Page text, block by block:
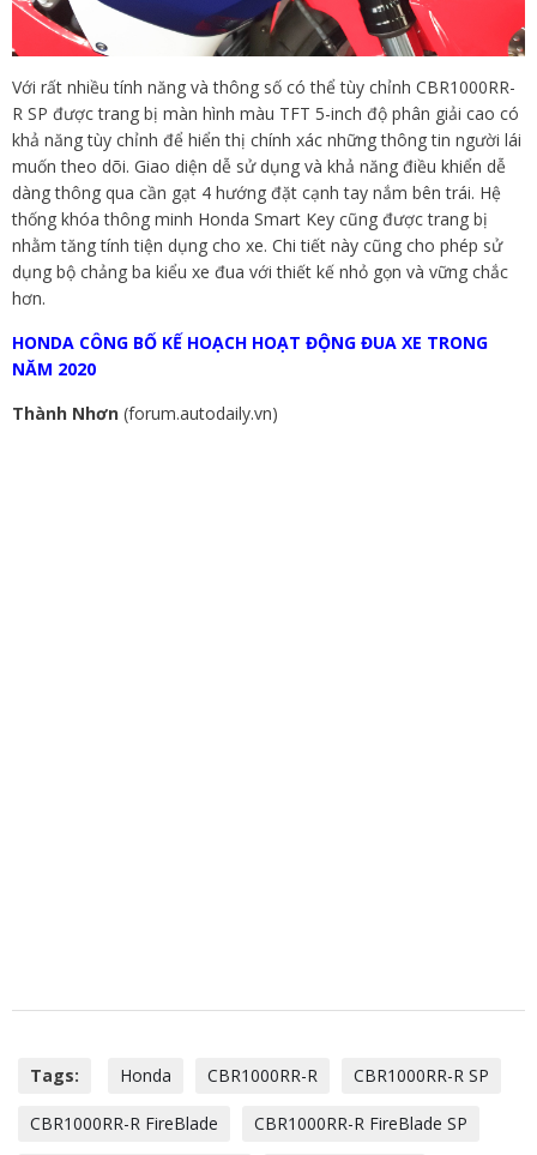
Với rất nhiều tính năng và thông số có thể tùy chỉnh CBR1000RR-
R SP được trang bị màn hình màu TFT 5-inch độ phân giải cao có
khả năng tùy chỉnh để hiển thị chính xác những thông tin người lái
muốn theo dõi. Giao diện dễ sử dụng và khả năng điều khiển dễ
dàng thông qua cần gạt 4 hướng đặt cạnh tay nắm bên trái. Hệ
thống khóa thông minh Honda Smart Key cũng được trang bị
nhằm tăng tính tiện dụng cho xe. Chi tiết này cũng cho phép sử
dụng bộ chảng ba kiểu xe đua với thiết kế nhỏ gọn và vững chắc
hơn.
HONDA CÔNG BỐ KẾ HOẠCH HOẠT ĐỘNG ĐUA XE TRONG
NĂM 2020
Thành Nhơn (forum.autodaily.vn)
Tags: Honda CBR1000RR-R CBR1000RR-R SP
CBR1000RR-R FireBlade CBR1000RR-R FireBlade SP